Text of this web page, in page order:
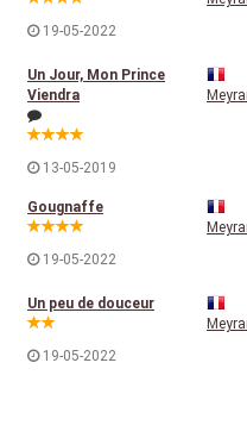
19-05-2022
Un Jour, Mon Prince
Viendra
13-05-2019
Gougnaffe
19-05-2022
Un peu de douceur
19-05-2022